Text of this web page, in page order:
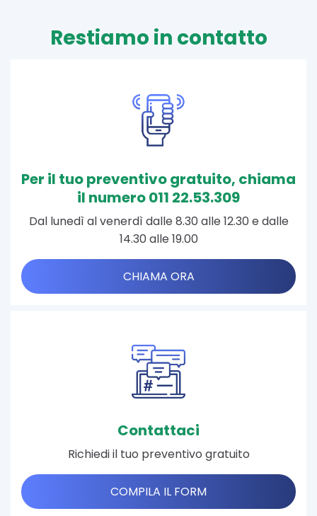
Restiamo in contatto
Per il tuo preventivo gratuito, chiama
il numero 011 22.53.309
Dal lunedì al venerdì dalle 8.30 alle 12.30 e dalle
14.30 alle 19.00
CHIAMA ORA
Contattaci
Richiedi il tuo preventivo gratuito
COMPILA IL FORM